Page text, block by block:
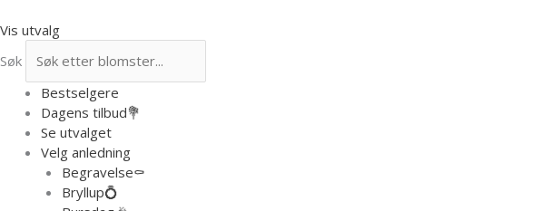
rett
innholdet
Vis utvalg
Søk
Bestselgere
Dagens tilbud💐
Se utvalget
Velg anledning
Begravelse⚰️
Bryllup💍